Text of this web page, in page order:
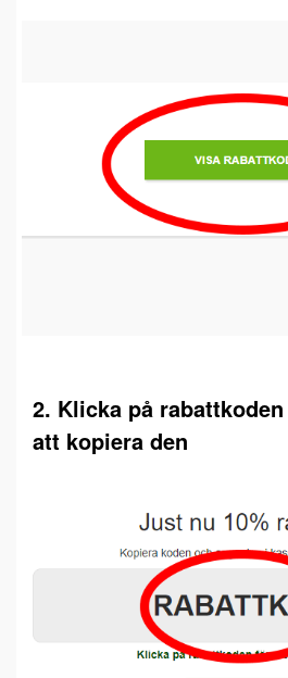
2. Klicka på
att kopiera den